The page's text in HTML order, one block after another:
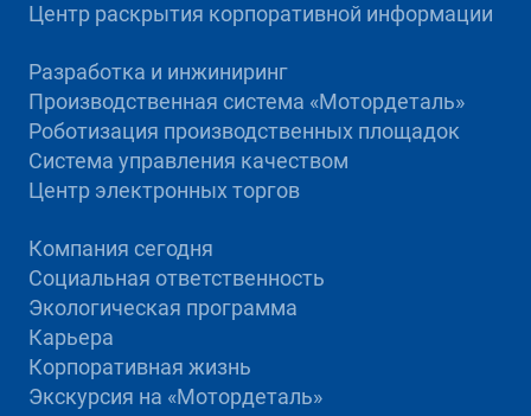
Центр раскрытия корпоративной информации
Разработка и инжиниринг
Производственная система «Mотордеталь»
Роботизация производственных площадок
Система управления качеством
Центр электронных торгов
Компания сегодня
Социальная ответственность
Экологическая программа
Карьера
Корпоративная жизнь
Экскурсия на «Мотордеталь»